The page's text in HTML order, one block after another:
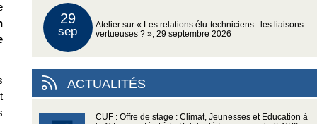
29
sep
Atelier sur « Les relations élu-techniciens : les liaisons
vertueuses ? », 29 septembre 2026
ACTUALITÉS
CUF : Offre de stage : Climat, Jeunesses et Education à